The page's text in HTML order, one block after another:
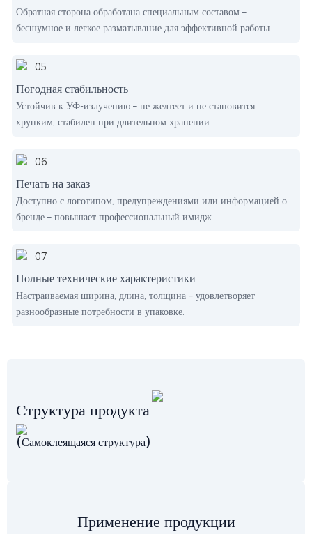
Обратная сторона обработана специальным составом –
бесшумное и легкое разматывание для эффективной работы.
Погодная стабильность
Устойчив к УФ-излучению – не желтеет и не становится
хрупким, стабилен при длительном хранении.
Печать на заказ
Доступно с логотипом, предупреждениями или информацией о
бренде – повышает профессиональный имидж.
Полные технические характеристики
Настраиваемая ширина, длина, толщина – удовлетворяет
разнообразные потребности в упаковке.
Структура продукта
(Самоклеящаяся структура)
Применение продукции